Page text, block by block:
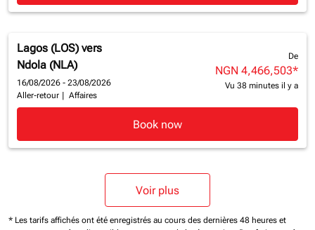
Lagos (LOS) vers
Ndola (NLA)
16/08/2026 - 23/08/2026
Aller-retour
Affaires
De
NGN 4,466,503*
Vu 38 minutes il y a
Book now
Voir plus
* Les tarifs affichés ont été enregistrés au cours des dernières 48 heures et